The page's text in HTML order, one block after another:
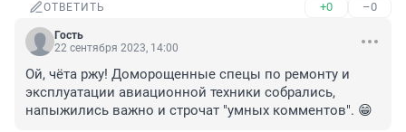
ОТВЕТИТЬ +0 –0
Гость
22 сентября 2023, 14:00
Ой, чёта ржу! Доморощенные спецы по ремонту и
эксплуатации авиационной техники собрались,
напыжились важно и строчат "умных комментов". 😁